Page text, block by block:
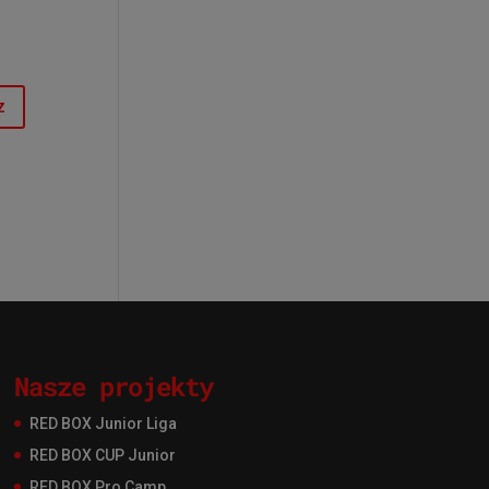
Nasze projekty
RED BOX Junior Liga
RED BOX CUP Junior